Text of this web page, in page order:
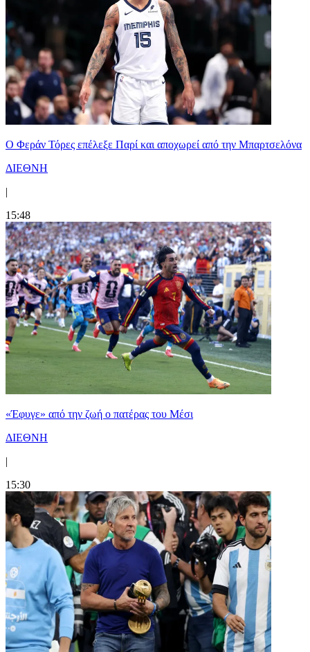
Ο Φεράν Τόρες επέλεξε Παρί και αποχωρεί από την Μπαρτσελόνα
ΔΙΕΘΝΗ
|
15:48
«Έφυγε» από την ζωή ο πατέρας του Μέσι
ΔΙΕΘΝΗ
|
15:30